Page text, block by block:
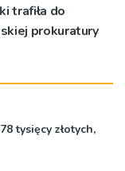
trafiła do
prokuratury
tysięcy złotych,